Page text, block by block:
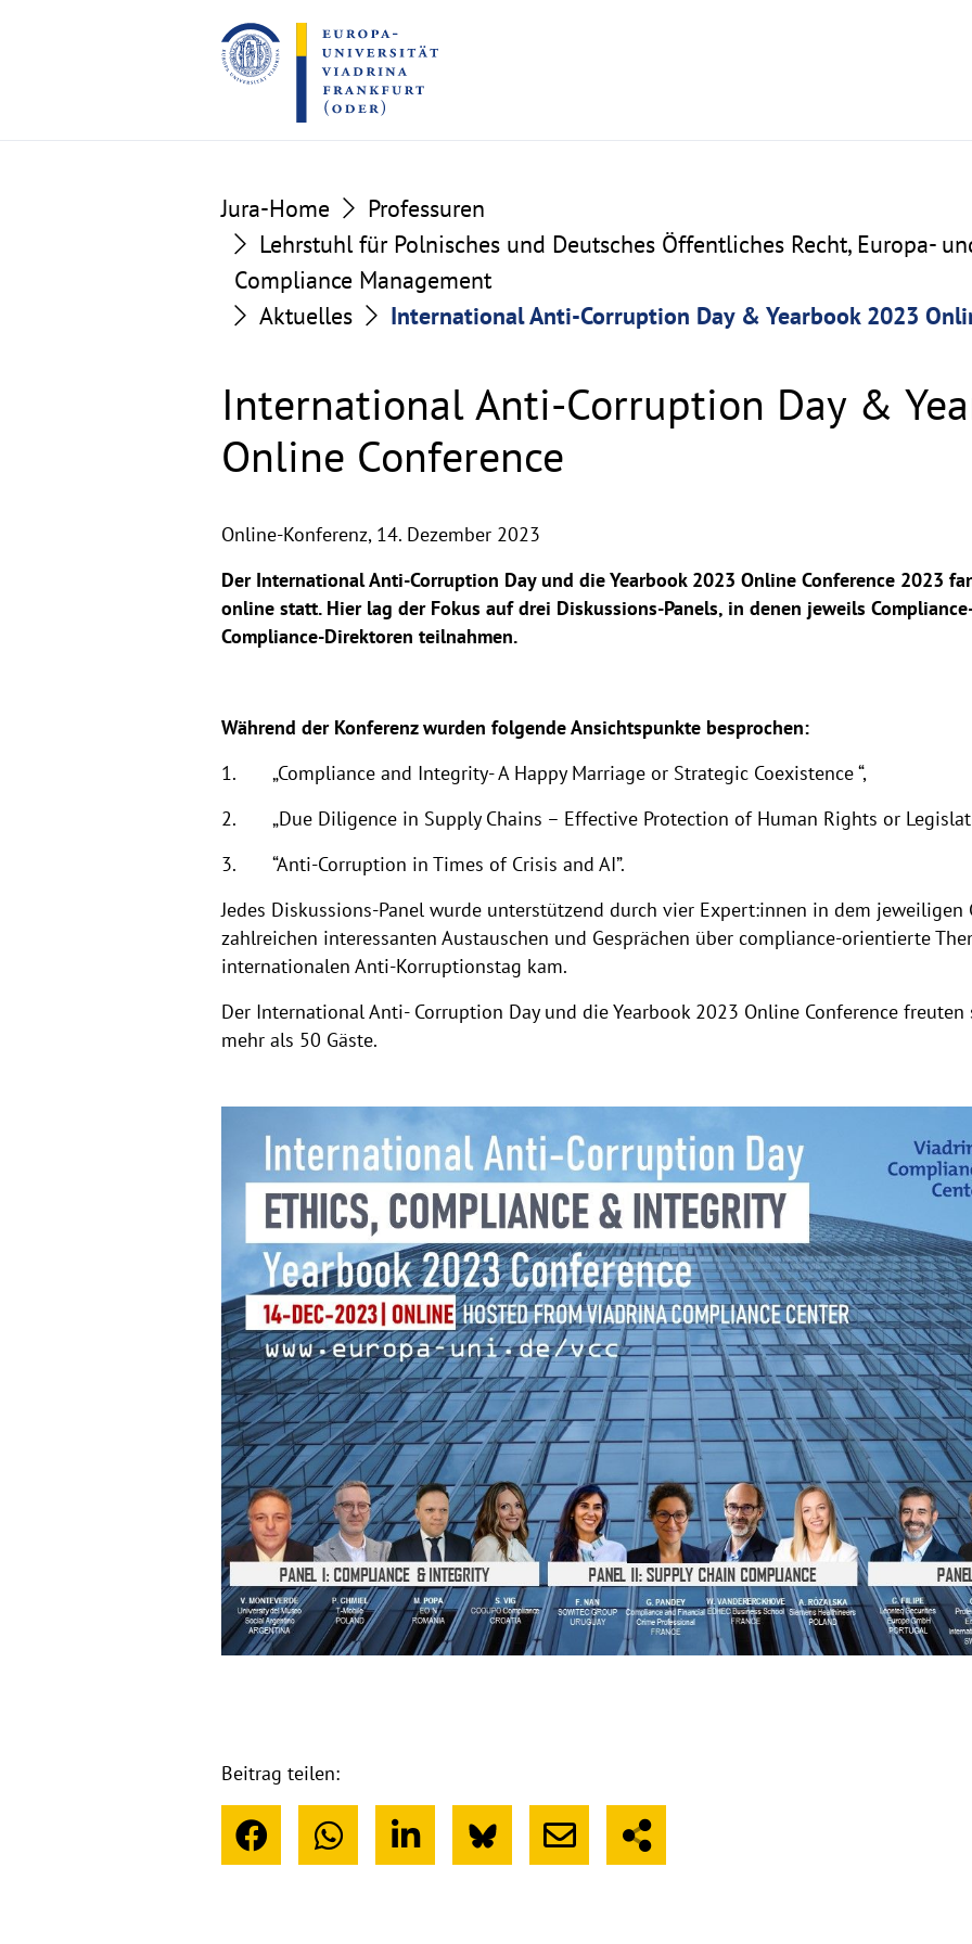
to
the
content
to
the
footer
Jura-Home
Professuren
Lehrstuhl für Polnisches und Deutsches Öffentliches Recht, Europa-
Compliance Management
Aktuelles
International Anti-Corruption Day & Yearbook 2023
International Anti-Corruption Day &
Online Conference
Online-Konferenz, 14. Dezember 2023
Der International Anti-Corruption Day und die Yearbook 2023 Online Conference 2023
online statt. Hier lag der Fokus auf drei Diskussions-Panels, in denen jeweils
Compliance-Direktoren teilnahmen.
Während der Konferenz wurden folgende Ansichtspunkte besprochen:
1. „Compliance and Integrity- A Happy Marriage or Strategic Coexistence “,
2. „Due Diligence in Supply Chains – Effective Protection of Human Rights or
3. “Anti-Corruption in Times of Crisis and AI”.
Jedes Diskussions-Panel wurde unterstützend durch vier Expert:innen in dem jeweiligen
zahlreichen interessanten Austauschen und Gesprächen über compliance-orientierte
internationalen Anti-Korruptionstag kam.
Der International Anti- Corruption Day und die Yearbook 2023 Online Conference
mehr als 50 Gäste.
Beitrag teilen: